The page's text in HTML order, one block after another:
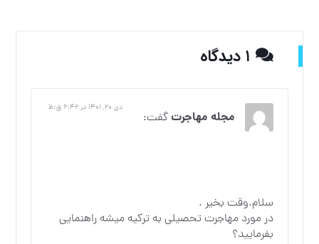
۱ دیدگاه
مجله مهاجرتگفت:
دی ۲۰, ۱۴۰۱ در ۶:۴۲ ق٫ظ
سلام.وقت بخیر .
در مورد مهاجرت تحصیلی به ترکیه میشه راهنمایی
بفرمایید؟